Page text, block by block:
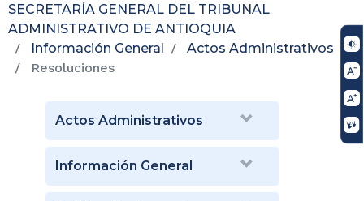
SECRETARÍA GENERAL DEL TRIBUNAL
ADMINISTRATIVO DE ANTIOQUIA
Información General
Actos Administrativos
Resoluciones
Actos Administrativos
Información General